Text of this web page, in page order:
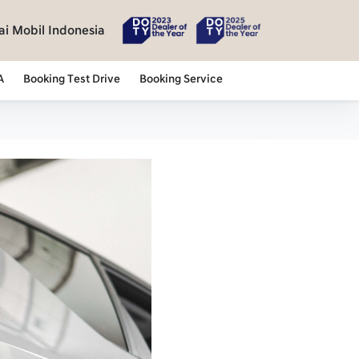
Mobil Indonesia
Booking Test Drive Booking Service